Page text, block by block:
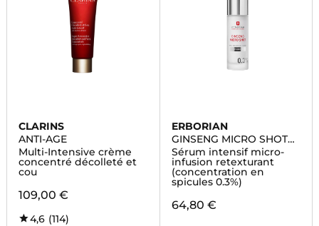
CLARINS
ANTI-AGE
Multi-Intensive crème
concentré décolleté et
cou
109,00 €
4,6 (114)
ERBORIAN
GINSENG MICRO SHOT
ADVANCED 0.3
Sérum intensif micro-
infusion retexturant
(concentration en
spicules 0.3%)
64,80 €